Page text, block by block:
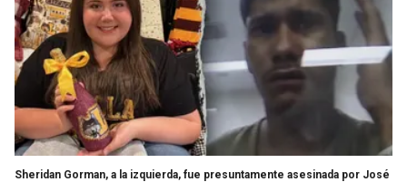
Sheridan Gorman, a la izquierda, fue presuntamente asesinada por José